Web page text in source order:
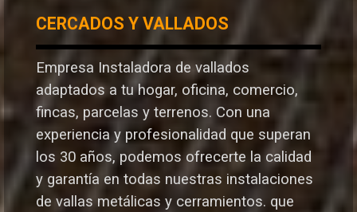
CERCADOS Y VALLADOS
Empresa Instaladora de vallados
adaptados a tu hogar, oficina, comercio,
fincas, parcelas y terrenos. Con una
experiencia y profesionalidad que superan
los 30 años, podemos ofrecerte la calidad
y garantía en todas nuestras instalaciones
de vallas metálicas y cerramientos. que